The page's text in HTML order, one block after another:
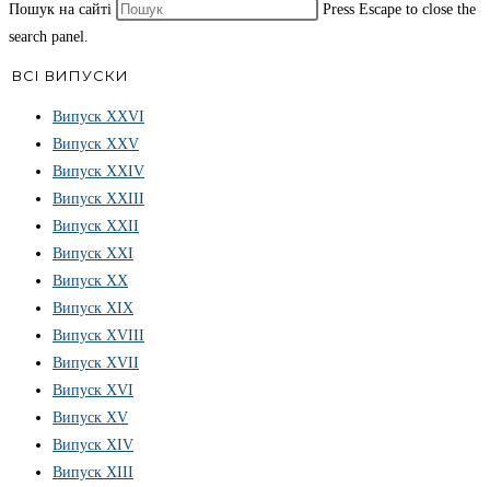
Пошук на сайті
Press Escape to close the
search panel.
ВСІ ВИПУСКИ
Випуск ХХVІ
Випуск XXV
Випуск XXIV
Випуск XXIII
Випуск XXII
Випуск XXI
Випуск XX
Випуск XIX
Випуск XVIII
Випуск XVII
Випуск XVI
Випуск XV
Випуск XIV
Випуск XIII